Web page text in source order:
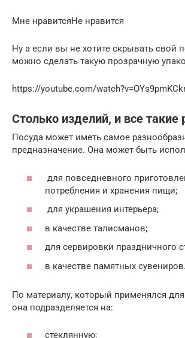
Мне нравитсяНе нравится
Ну а если вы не хотите скрывать свой
можно сделать такую прозрачную
https://youtube.com/
Столько изделий, и все такие
Посуда может иметь самое
предназначение. Она может быть
для повседневного
потребления и хранения пищи;
для украшения интерьера;
в качестве талисманов;
для сервировки праздничного
в качестве памятных сувениров.
По материалу, который применялся
она подразделяется на:
стеклянную;